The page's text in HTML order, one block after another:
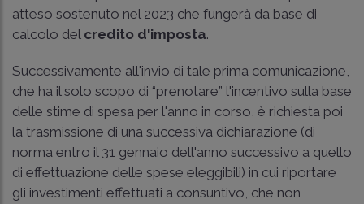
atteso sostenuto nel 2023 che fungerà da base di
calcolo del credito d'imposta.
Successivamente all'invio di tale prima comunicazione,
che ha il solo scopo di “prenotare” l'incentivo sulla base
delle stime di spesa per l'anno in corso, è richiesta poi
la trasmissione di una successiva dichiarazione (di
norma entro il 31 gennaio dell'anno successivo a quello
di effettuazione delle spese eleggibili) in cui riportare
gli investimenti effettuati a consuntivo, che non